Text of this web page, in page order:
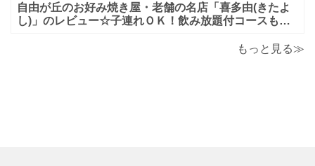
自由が丘のお好み焼き屋・老舗の名店「喜多由(きたよ
し)」のレビュー☆子連れＯＫ！飲み放題付コースも！
もっと見る≫